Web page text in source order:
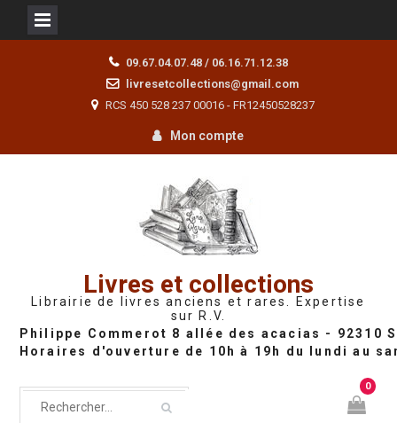
09.67.04.07.48 / 06.16.71.12.38
livresetcollections@gmail.com
RCS 450 528 237 00016 - FR12450528237
Mon compte
Livres et collections
Librairie de livres anciens et rares. Expertise
sur R.V.
0